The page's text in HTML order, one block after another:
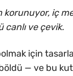
korunuyor, iç
ve çevik.
için
— ve bu